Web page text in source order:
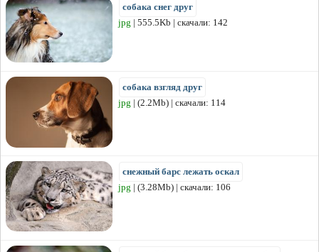
собака снег друг
jpg | 555.5Kb | скачали: 142
собака взгляд друг
jpg | (2.2Mb) | скачали: 114
снежный барс лежать оскал
jpg | (3.28Mb) | скачали: 106